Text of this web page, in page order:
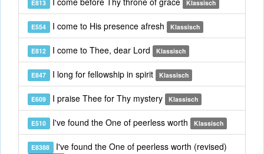
E813 Klassisch
E554 I come to His presence afresh Klassisch
E812 I come to Thee, dear Lord Klassisch
E847 I long for fellowship in spirit Klassisch
E609 I praise Thee for Thy mystery Klassisch
E510 I've found the One of peerless worth Klassisch
E8388 I've found the One of peerless worth (revised)